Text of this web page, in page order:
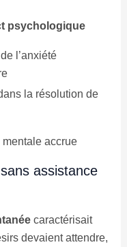
psychologique
l’anxiété
la résolution de
accrue
assistance
caractérisait
devaient attendre,